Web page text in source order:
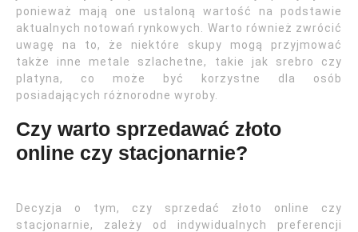
ponieważ mają one ustaloną wartość na podstawie
aktualnych notowań rynkowych. Warto również zwrócić
uwagę na to, że niektóre skupy mogą przyjmować
także inne metale szlachetne, takie jak srebro czy
platyna, co może być korzystne dla osób
posiadających różnorodne wyroby.
Czy warto sprzedawać złoto
online czy stacjonarnie?
Decyzja o tym, czy sprzedać złoto online czy
stacjonarnie, zależy od indywidualnych preferencji